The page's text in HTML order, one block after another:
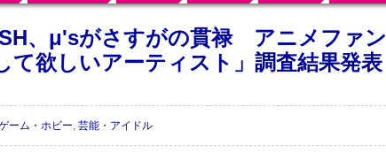
、μ'sがさすがの貫禄 アニメファン
て欲しいアーティスト」調査結果発表
ーム・ホビー, 芸能・アイドル